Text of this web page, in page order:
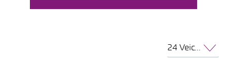
24 Veicoli per pagina